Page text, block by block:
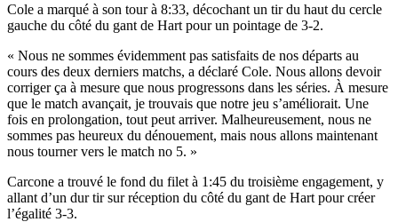
Cole a marqué à son tour à 8:33, décochant un tir du haut du cercle
gauche du côté du gant de Hart pour un pointage de 3-2.
« Nous ne sommes évidemment pas satisfaits de nos départs au
cours des deux derniers matchs, a déclaré Cole. Nous allons devoir
corriger ça à mesure que nous progressons dans les séries. À mesure
que le match avançait, je trouvais que notre jeu s’améliorait. Une
fois en prolongation, tout peut arriver. Malheureusement, nous ne
sommes pas heureux du dénouement, mais nous allons maintenant
nous tourner vers le match no 5. »
Carcone a trouvé le fond du filet à 1:45 du troisième engagement, y
allant d’un dur tir sur réception du côté du gant de Hart pour créer
l’égalité 3-3.